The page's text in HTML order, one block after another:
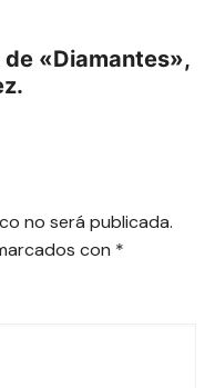
«Diamantes»,
no será publicada.
con *